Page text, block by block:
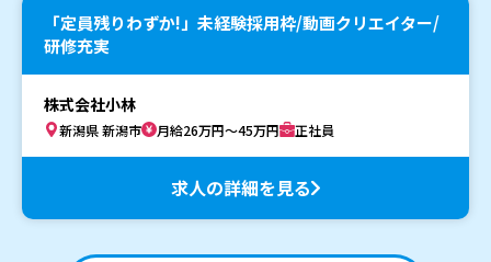
「定員残りわずか!」未経験採用枠/動画クリエイター/
研修充実
株式会社小林
新潟県 新潟市 月給26万円～45万円 正社員
求人の詳細を見る